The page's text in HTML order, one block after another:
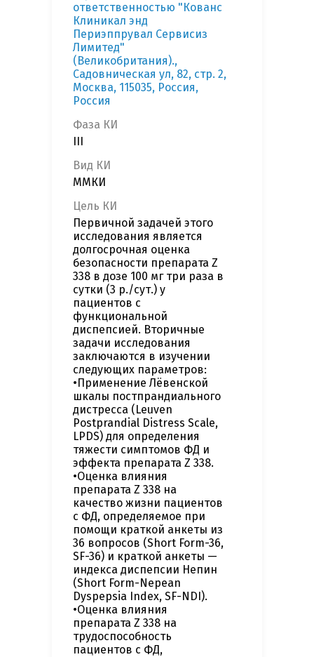
ответственностью "Кованс
Клиникал энд
Периэппрувал Сервисиз
Лимитед"
(Великобритания).,
Садовническая ул, 82, стр. 2,
Москва, 115035, Россия,
Россия
Фаза КИ
Вид КИ
ММКИ
Цель КИ
Первичной задачей этого
исследования является
долгосрочная оценка
безопасности препарата Z
338 в дозе 100 мг три раза в
сутки (3 р./сут.) у
пациентов с
функциональной
диспепсией. Вторичные
задачи исследования
заключаются в изучении
следующих параметров:
•Применение Лёвенской
шкалы постпрандиального
дистресса (Leuven
Postprandial Distress Scale,
LPDS) для определения
тяжести симптомов ФД и
эффекта препарата Z 338.
•Оценка влияния
препарата Z 338 на
качество жизни пациентов
с ФД, определяемое при
помощи краткой анкеты из
36 вопросов (Short Form-36,
SF-36) и краткой анкеты —
индекса диспепсии Непин
(Short Form-Nepean
Dyspepsia Index, SF-NDI).
•Оценка влияния
препарата Z 338 на
трудоспособность
пациентов с ФД,